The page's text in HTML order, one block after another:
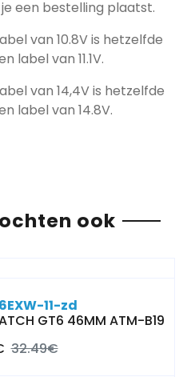
een bestelling plaatst.
van 10.8V is hetzelfde
label van 11.1V.
van 14,4V is hetzelfde
label van 14.8V.
ook
11-zd
GT6 46MM ATM-B19
32.49€